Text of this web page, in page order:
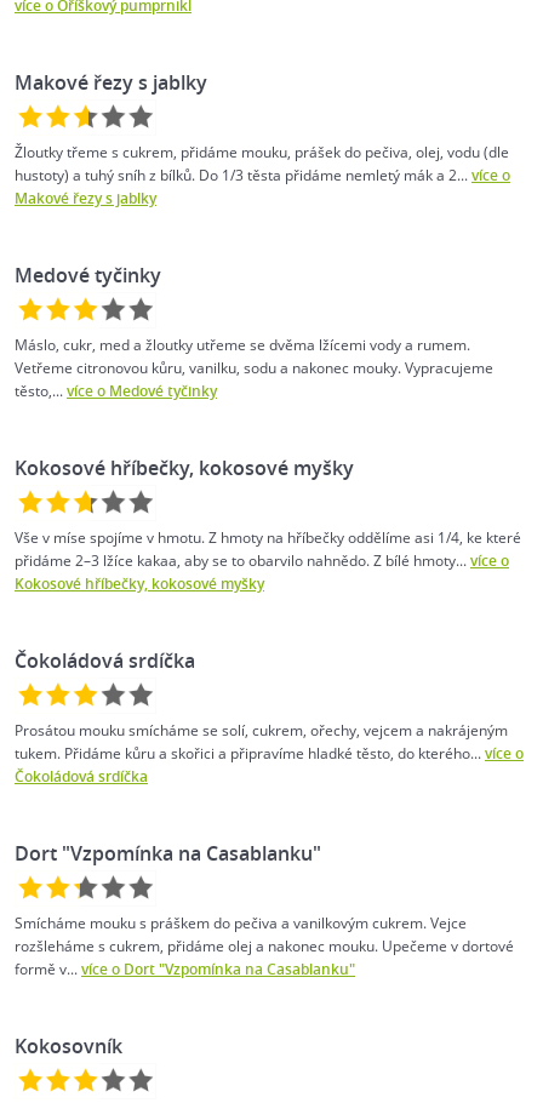
více o Oříškový pumprnikl
Makové řezy s jablky
Žloutky třeme s cukrem, přidáme mouku, prášek do pečiva, olej, vodu (dle
hustoty) a tuhý sníh z bílků. Do 1/3 těsta přidáme nemletý mák a 2...více o
Makové řezy s jablky
Medové tyčinky
Máslo, cukr, med a žloutky utřeme se dvěma lžícemi vody a rumem.
Vetřeme citronovou kůru, vanilku, sodu a nakonec mouky. Vypracujeme
těsto,...více o Medové tyčinky
Kokosové hříbečky, kokosové myšky
Vše v míse spojíme v hmotu. Z hmoty na hříbečky oddělíme asi 1/4, ke které
přidáme 2–3 lžíce kakaa, aby se to obarvilo nahnědo. Z bílé hmoty...více o
Kokosové hříbečky, kokosové myšky
Čokoládová srdíčka
Prosátou mouku smícháme se solí, cukrem, ořechy, vejcem a nakrájeným
tukem. Přidáme kůru a skořici a připravíme hladké těsto, do kterého...více o
Čokoládová srdíčka
Dort "Vzpomínka na Casablanku"
Smícháme mouku s práškem do pečiva a vanilkovým cukrem. Vejce
rozšleháme s cukrem, přidáme olej a nakonec mouku. Upečeme v dortové
formě v...více o Dort "Vzpomínka na Casablanku"
Kokosovník